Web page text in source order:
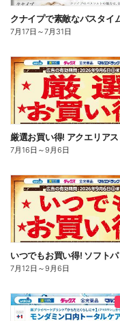
クナイプで素敵なバスタイ
7月17日 ～7月31日
厳選お買い得! アクエリア
7月16日 ～9月6日
7月12日 ～9月6日